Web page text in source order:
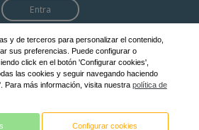
Entra
Política Privacidad
Política de cookies
Aviso legal
y de terceros para personalizar el contenido,
sus preferencias. Puede configurar o
click en el botón 'Configurar cookies',
las cookies y seguir navegando haciendo
Para más información, visita nuestra política de
Configurar cookies